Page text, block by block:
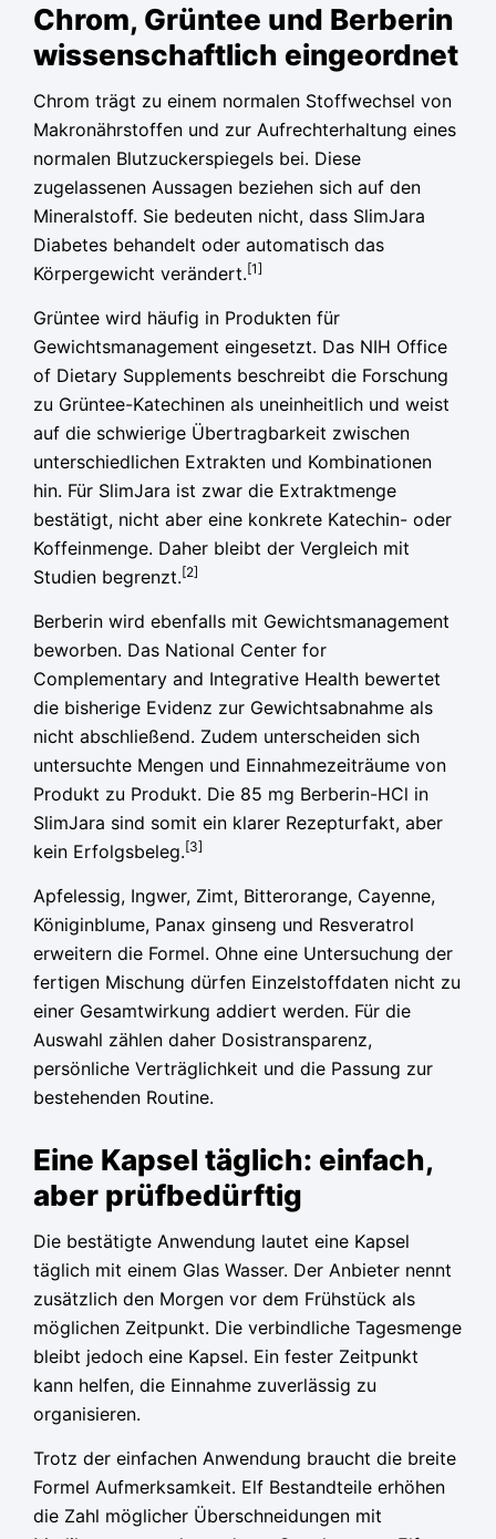
Chrom, Grüntee und Berberin
wissenschaftlich eingeordnet
Chrom trägt zu einem normalen Stoffwechsel von
Makronährstoffen und zur Aufrechterhaltung eines
normalen Blutzuckerspiegels bei. Diese
zugelassenen Aussagen beziehen sich auf den
Mineralstoff. Sie bedeuten nicht, dass SlimJara
Diabetes behandelt oder automatisch das
Körpergewicht verändert.[1]
Grüntee wird häufig in Produkten für
Gewichtsmanagement eingesetzt. Das NIH Office
of Dietary Supplements beschreibt die Forschung
zu Grüntee-Katechinen als uneinheitlich und weist
auf die schwierige Übertragbarkeit zwischen
unterschiedlichen Extrakten und Kombinationen
hin. Für SlimJara ist zwar die Extraktmenge
bestätigt, nicht aber eine konkrete Katechin- oder
Koffeinmenge. Daher bleibt der Vergleich mit
Studien begrenzt.[2]
Berberin wird ebenfalls mit Gewichtsmanagement
beworben. Das National Center for
Complementary and Integrative Health bewertet
die bisherige Evidenz zur Gewichtsabnahme als
nicht abschließend. Zudem unterscheiden sich
untersuchte Mengen und Einnahmezeiträume von
Produkt zu Produkt. Die 85 mg Berberin-HCl in
SlimJara sind somit ein klarer Rezepturfakt, aber
kein Erfolgsbeleg.[3]
Apfelessig, Ingwer, Zimt, Bitterorange, Cayenne,
Königinblume, Panax ginseng und Resveratrol
erweitern die Formel. Ohne eine Untersuchung der
fertigen Mischung dürfen Einzelstoffdaten nicht zu
einer Gesamtwirkung addiert werden. Für die
Auswahl zählen daher Dosistransparenz,
persönliche Verträglichkeit und die Passung zur
bestehenden Routine.
Eine Kapsel täglich: einfach,
aber prüfbedürftig
Die bestätigte Anwendung lautet eine Kapsel
täglich mit einem Glas Wasser. Der Anbieter nennt
zusätzlich den Morgen vor dem Frühstück als
möglichen Zeitpunkt. Die verbindliche Tagesmenge
bleibt jedoch eine Kapsel. Ein fester Zeitpunkt
kann helfen, die Einnahme zuverlässig zu
organisieren.
Trotz der einfachen Anwendung braucht die breite
Formel Aufmerksamkeit. Elf Bestandteile erhöhen
die Zahl möglicher Überschneidungen mit